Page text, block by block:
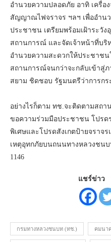
อำนวยความปลอดภัย อาทิ เครื่อ
สัญญาณไฟจราจร ฯลฯ เพื่ออำน
ประชาชน เตรียมพร้อมเฝ้าระวัง
สถานการณ์ และจัดเจ้าหน้าที่บริ
อำนวยความสะดวกให้ประชาช
สถานการณ์จนกว่าจะกลับเข้าสู่
สยาม ชิดชอบ รัฐมนตรีว่าการก
อย่างไรก็ตาม ทช.จะติดตามสถ
ขอความร่วมมือประชาชน โปรด
พิเศษและโปรดสังเกตป้ายจราจ
เหตุอุทกภัยบนถนนทางหลวงชน
1146
แชร์ข่าว
กรมทางหลวงชนบท (ทช.) คมนา